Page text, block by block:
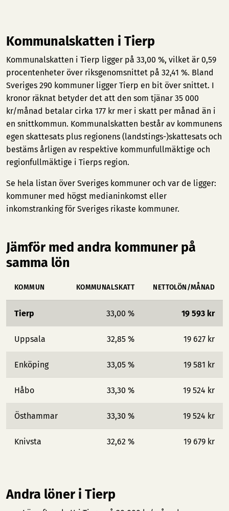
Kommunalskatten i Tierp
Kommunalskatten i Tierp ligger på 33,00 %, vilket är 0,59
procentenheter över riksgenomsnittet på 32,41 %. Bland
Sveriges 290 kommuner ligger Tierp en bit över snittet. I
kronor räknat betyder det att den som tjänar 35 000
kr/månad betalar cirka 177 kr mer i skatt per månad än i
en snittkommun. Kommunalskatten består av kommunens
egen skattesats plus regionens (landstings-)skattesats och
bestäms årligen av respektive kommunfullmäktige och
regionfullmäktige i Tierps region.
Se hela listan över Sveriges kommuner och var de ligger:
kommuner med högst medianinkomst eller
inkomstranking för Sveriges rikaste kommuner.
Jämför med andra kommuner på
samma lön
KOMMUN KOMMUNALSKATT NETTOLÖN/MÅNAD
Tierp 33,00 % 19 593 kr
Uppsala 32,85 % 19 627 kr
Enköping 33,05 % 19 581 kr
Håbo 33,30 % 19 524 kr
Östhammar 33,30 % 19 524 kr
Knivsta 32,62 % 19 679 kr
Andra löner i Tierp